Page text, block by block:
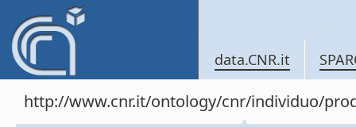
data.CNR.it
http://www.cnr.it/ontology/cnr/individuo/